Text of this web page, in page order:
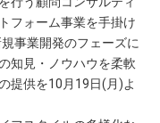
フォーム事業を手掛け
事業開発のフェーズに
知見・ノウハウを柔軟
提供を10月19日(月)よ